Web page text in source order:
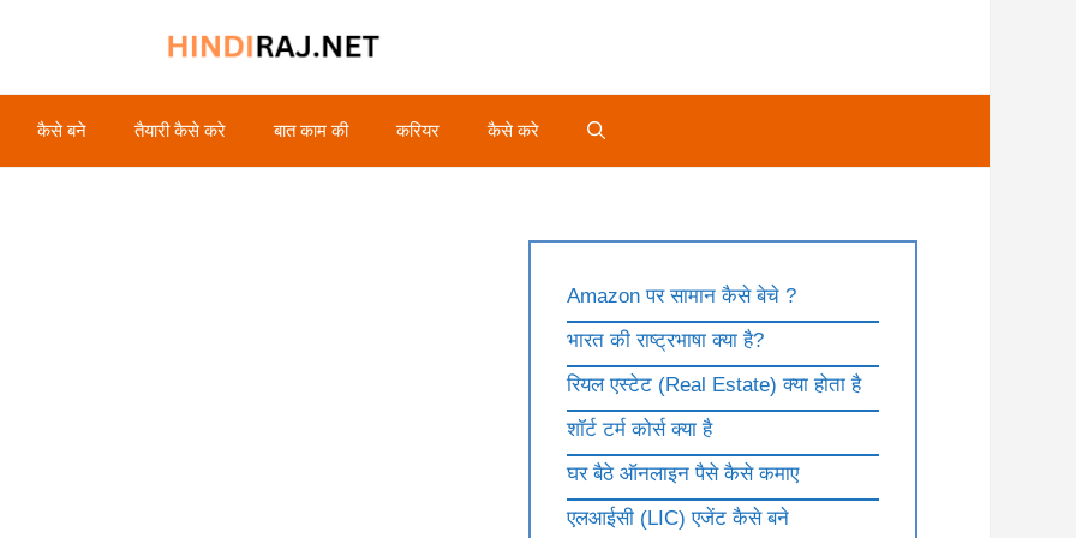
कैसे बने तैयारी कैसे करे बात काम की करियर कैसे करे
Amazon पर सामान कैसे बेचे ?
भारत की राष्ट्रभाषा क्या है?
रियल एस्टेट (Real Estate) क्या होता है
शॉर्ट टर्म कोर्स क्या है
घर बैठे ऑनलाइन पैसे कैसे कमाए
एलआईसी (LIC) एजेंट कैसे बने